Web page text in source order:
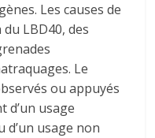
Les causes de
LBD40, des
Le
ou appuyés
d’un usage
usage non